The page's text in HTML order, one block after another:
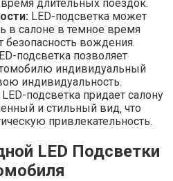
длительных поездок.
LED-подсветка может
в салоне в темное время
безопасность вождения.
подсветка позволяет
индивидуальный
индивидуальность.
LED-подсветка придает салону
и стильный вид‚ что
привлекательность.
LED Подсветки